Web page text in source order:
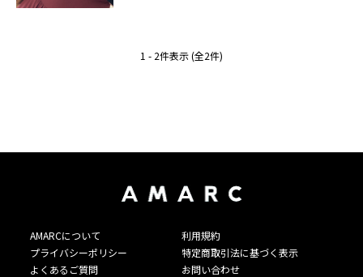
1 - 2件表示 (全2件)
AMARCについて
利用規約
プライバシーポリシー
特定商取引法に基づく表示
よくあるご質問
お問い合わせ